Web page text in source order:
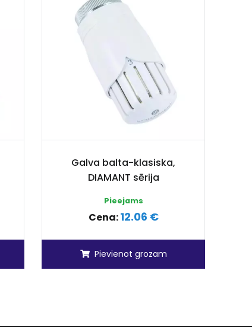
Galva balta-klasiska,
DIAMANT sērija
Pieejams
Cena:12.06 €
Pievienot grozam